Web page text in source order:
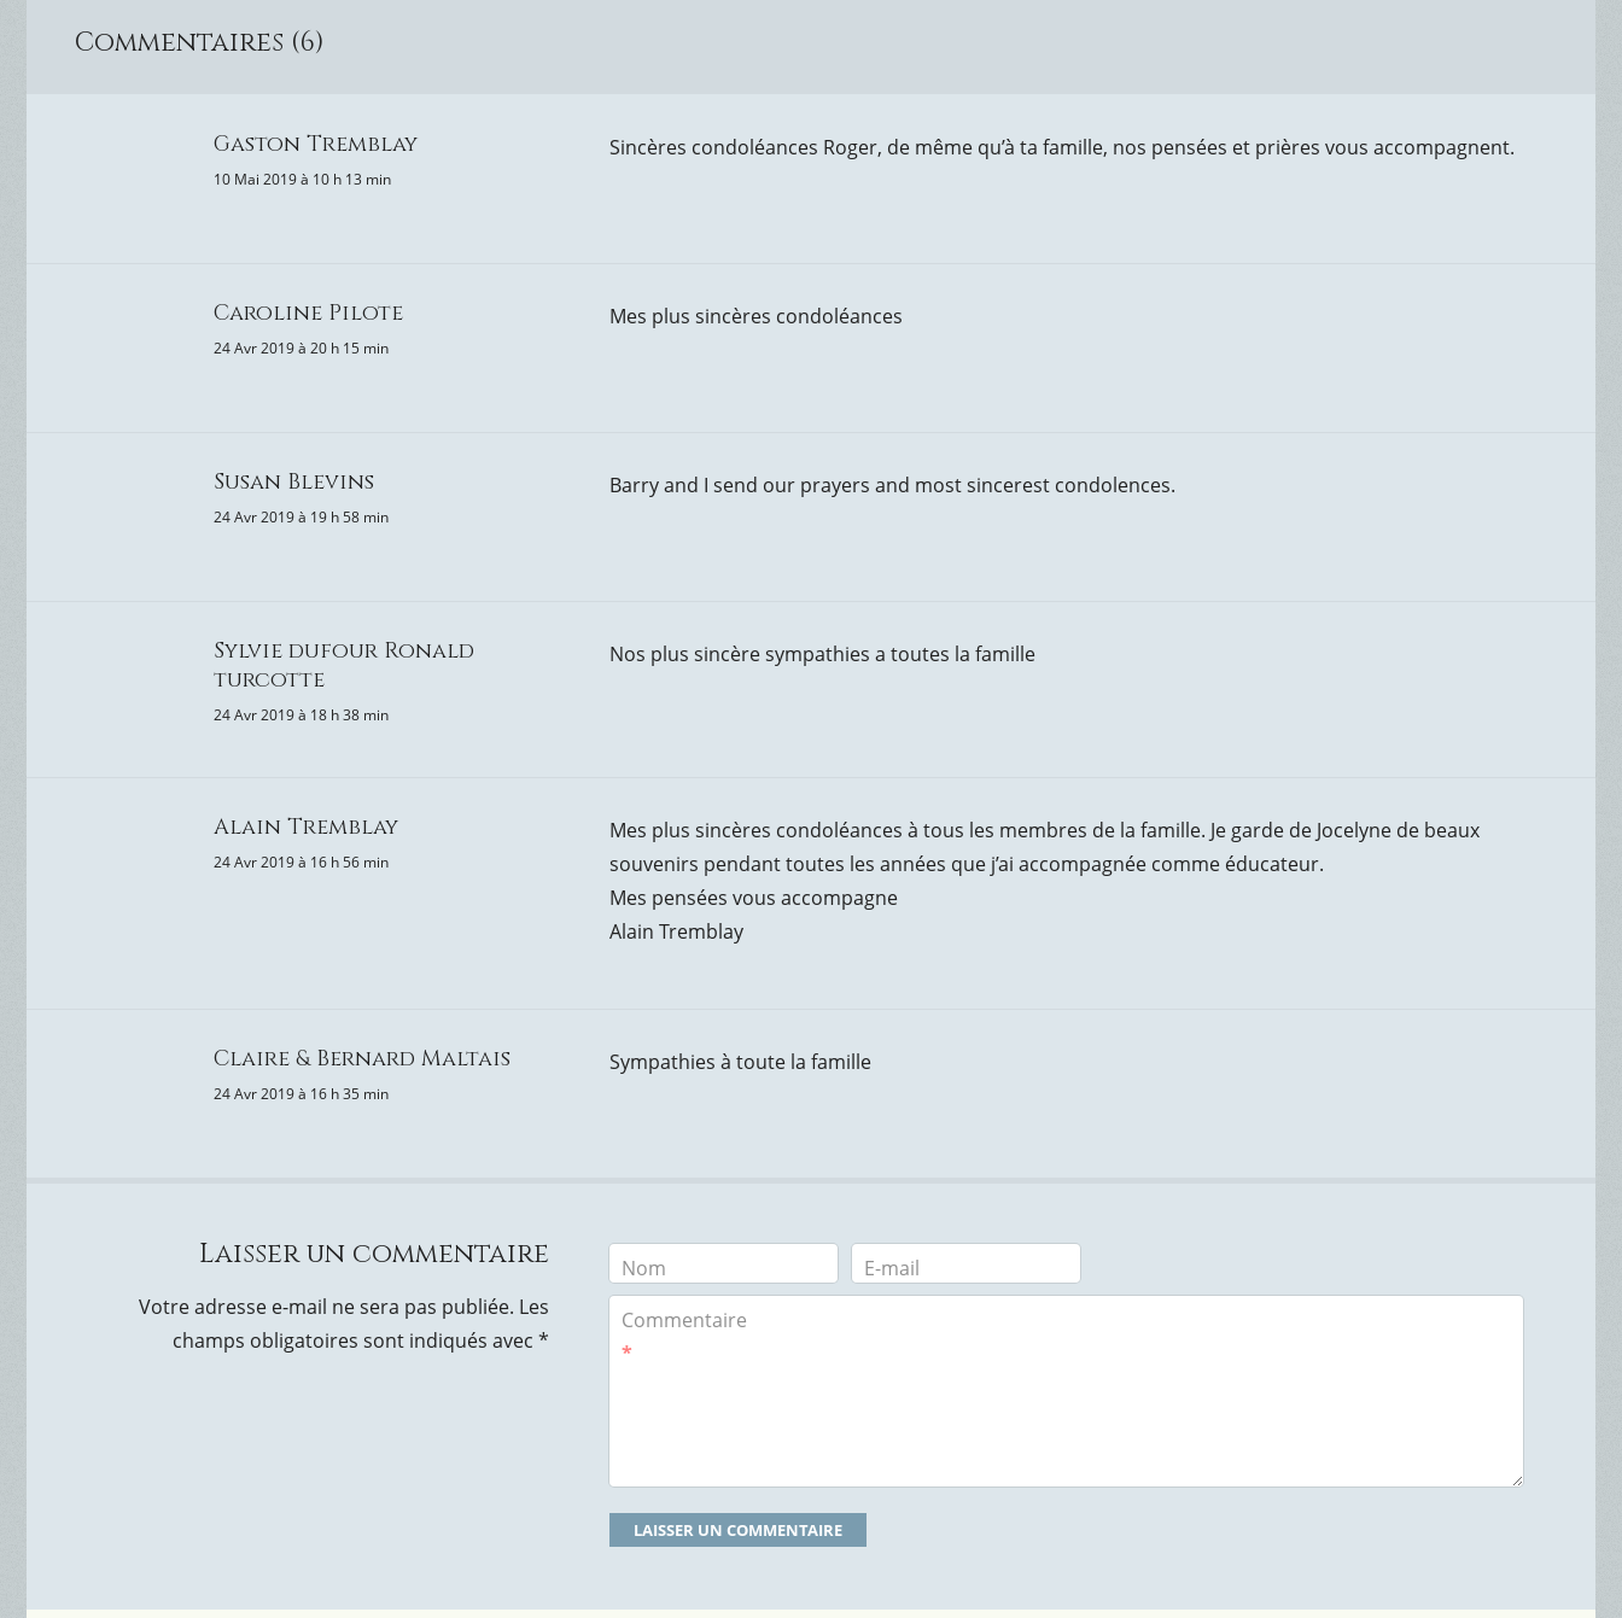
Commentaires (6)
Gaston Tremblay
10 Mai 2019 à 10 h 13 min
Sincères condoléances Roger, de même qu’à ta famille, nos pensées et prières vous accompagnent.
Caroline Pilote
24 Avr 2019 à 20 h 15 min
Mes plus sincères condoléances
Susan Blevins
24 Avr 2019 à 19 h 58 min
Barry and I send our prayers and most sincerest condolences.
Sylvie dufour Ronald
turcotte
24 Avr 2019 à 18 h 38 min
Nos plus sincère sympathies a toutes la famille
Alain Tremblay
24 Avr 2019 à 16 h 56 min
Mes plus sincères condoléances à tous les membres de la famille. Je garde de Jocelyne de beaux
souvenirs pendant toutes les années que j’ai accompagnée comme éducateur.
Mes pensées vous accompagne
Alain Tremblay
Claire & Bernard Maltais
24 Avr 2019 à 16 h 35 min
Sympathies à toute la famille
Laisser un commentaire
Votre adresse e-mail ne sera pas publiée. Les
champs obligatoires sont indiqués avec *
Nom
E-mail
Commentaire
*